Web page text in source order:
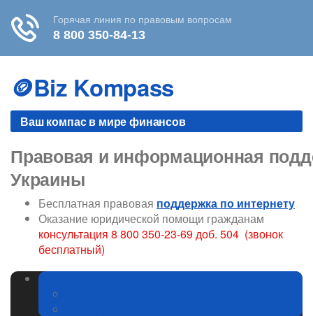
content
🪙Biz Kompass
Ваш компас в мире финансов
Правовая и информационная
Украины
Бесплатная правовая поддержка по интернету
Оказание юридической помощи гражданам
консультация 8 800 350-23-69 доб. 504 (звонок
бесплатный)
Законодательство